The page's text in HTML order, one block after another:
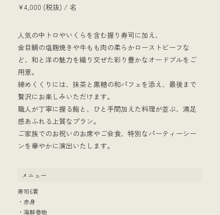
¥4,000 (税抜) / 名
人気の中トロやいくらを含む握り寿司に加え、
金目鯛の塩麹焼きや牛もも肉の柔らかローストビーフな
ど、和と洋の魅力を織り交ぜた彩り豊かなオードブルをご
用意。
締めくくりには、抹茶と黒糖の和パフェを添え、最後まで
贅沢にお楽しみいただけます。
職人が丁寧に握る鮨と、ひと手間加えた料理が並ぶ、満足
感あふれる上質なプラン。
ご家族でのお祝いのお席やご会食、特別なパーティーシー
ンを華やかに演出いたします。
メニュー
寿司6貫
・赤身
・海鮮巻物